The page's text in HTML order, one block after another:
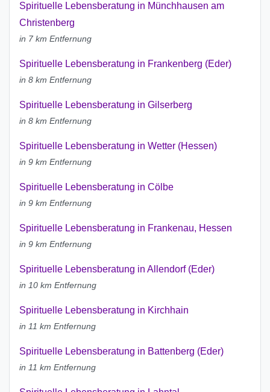
Spirituelle Lebensberatung in Münchhausen am
Christenberg
in 7 km Entfernung
Spirituelle Lebensberatung in Frankenberg (Eder)
in 8 km Entfernung
Spirituelle Lebensberatung in Gilserberg
in 8 km Entfernung
Spirituelle Lebensberatung in Wetter (Hessen)
in 9 km Entfernung
Spirituelle Lebensberatung in Cölbe
in 9 km Entfernung
Spirituelle Lebensberatung in Frankenau, Hessen
in 9 km Entfernung
Spirituelle Lebensberatung in Allendorf (Eder)
in 10 km Entfernung
Spirituelle Lebensberatung in Kirchhain
in 11 km Entfernung
Spirituelle Lebensberatung in Battenberg (Eder)
in 11 km Entfernung